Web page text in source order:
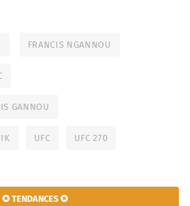
FRANCIS NGANNOU
GANNOU
UFC UFC 270
✪ TENDANCES ✪